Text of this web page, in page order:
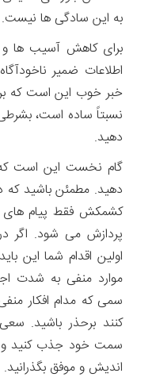
به این سادگی ها نیست.
برای کاهش آسیب ها و
اطلاعات ضمیر
خبر خوب این است که
نسبتاً ساده است، بشرطی
دهید.
گام نخست این است
دهید. مطمئن باشید
کشمکش فقط پیام
پردازش می شود. اگر
اولین اقدام شما این
موارد منفی به شدت
سمی که مدام افکار
کنند برحذر باشید.
سمت خود جذب کنید و
اندیش و موفق بگذرانید.